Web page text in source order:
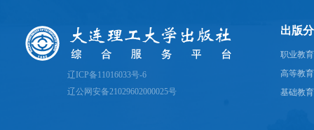
辽ICP备11016033号-6
辽公网安备21029602000025号
出版
职业教
高等教
基础教